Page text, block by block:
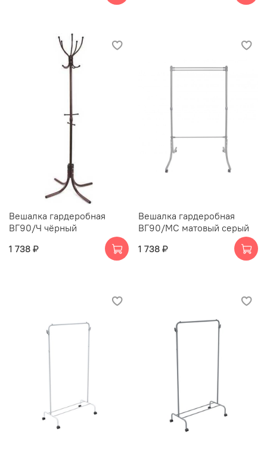
Вешалка гардеробная
ВГ90/Ч чёрный
1 738 ₽
Вешалка гардеробная
ВГ90/МС матовый серый
1 738 ₽